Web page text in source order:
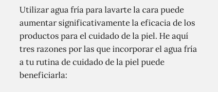
Utilizar agua fría para lavarte la cara puede
aumentar significativamente la eficacia de los
productos para el cuidado de la piel. He aquí
tres razones por las que incorporar el agua fría
a tu rutina de cuidado de la piel puede
beneficiarla: